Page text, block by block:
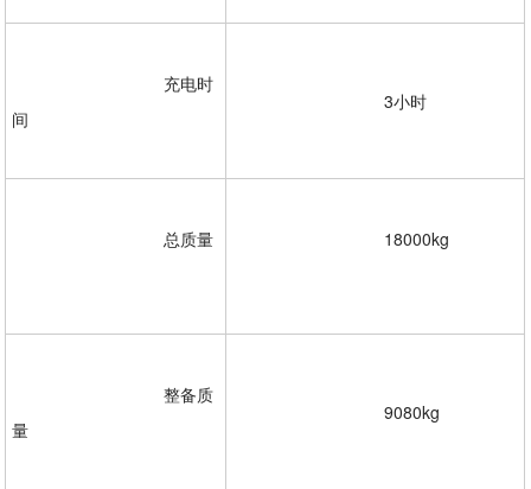
间
				3小时
				总质量
				18000kg
				整备质
量
				9080kg